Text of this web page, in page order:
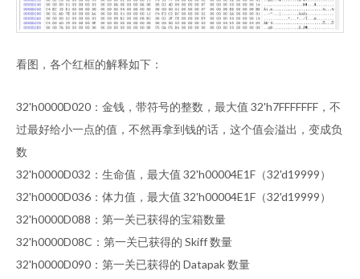
看图，各个红框的解释如下：
32'h0000D020：金钱，带符号的整数，最大值 32'h7FFFFFFF，不
过最好给小一点的值，不然再拿到钱的话，这个值会溢出，变成负
数
32'h0000D032：生命值，最大值 32'h00004E1F（32'd19999）
32'h0000D036：体力值，最大值 32'h00004E1F（32'd19999）
32'h0000D088：第一关已获得的宝箱数量
32'h0000D08C：第一关已获得的 Skiff 数量
32'h0000D090：第一关已获得的 Datapak 数量